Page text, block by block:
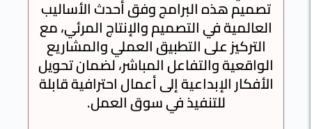
احجز مقعدك الآن
تصميم هذه البرامج وفق أحدث الأساليب
العالمية في التصميم والإنتاج المرئي، مع
التركيز على التطبيق العملي والمشاريع
الواقعية والتفاعل المباشر، لضمان تحويل
الأفكار الإبداعية إلى أعمال احترافية قابلة
للتنفيذ في سوق العمل.